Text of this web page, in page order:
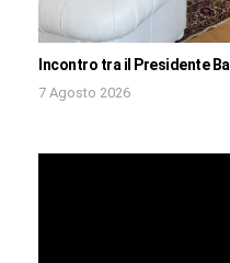
Incontro tra il Presidente
7 Agosto 2026